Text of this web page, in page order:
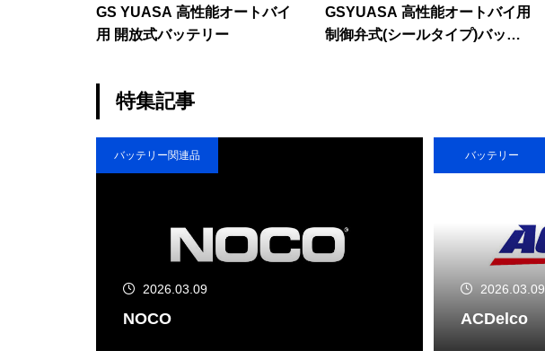
GS YUASA 高性能オートバイ
用 開放式バッテリー
GSYUASA 高性能オートバイ用
制御弁式(シールタイプ)バッテ
特集記事
バッテリー関連品
2026.03.09
NOCO
バッテリー
2026.03.09
ACDelco